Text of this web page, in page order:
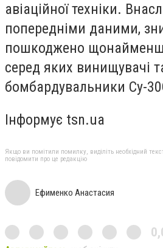
авіаційної техніки.
попередніми даними,
пошкоджено щонайменше
серед яких винищувачі
бомбардувальники Су-
Інформує tsn.ua
Якщо ви помітили помилку, виділіть необхідний
повідомити про це редакцію
Ефименко Анастасия